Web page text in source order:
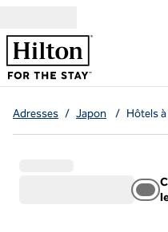
Adresses / Japon / Hôtels